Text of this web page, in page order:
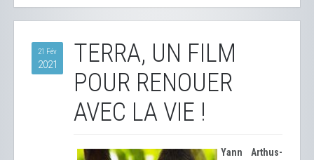
21 Fév
2021
TERRA, UN FILM
POUR RENOUER
AVEC LA VIE !
Yann Arthus-